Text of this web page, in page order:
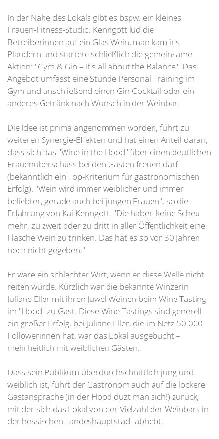
In der Nähe des Lokals gibt es bspw. ein kleines
Frauen-Fitness-Studio. Kenngott lud die
Betreiberinnen auf ein Glas Wein, man kam ins
Plaudern und startete schließlich die gemeinsame
Aktion: "Gym & Gin – It's all about the Balance". Das
Angebot umfasst eine Stunde Personal Training im
Gym und anschließend einen Gin-Cocktail oder ein
anderes Getränk nach Wunsch in der Weinbar.
Die Idee ist prima angenommen worden, führt zu
weiteren Synergie-Effekten und hat einen Anteil daran,
dass sich das "Wine in the Hood" über einen deutlichen
Frauenüberschuss bei den Gästen freuen darf
(bekanntlich ein Top-Kriterium für gastronomischen
Erfolg). "Wein wird immer weiblicher und immer
beliebter, gerade auch bei jungen Frauen", so die
Erfahrung von Kai Kenngott. "Die haben keine Scheu
mehr, zu zweit oder zu dritt in aller Öffentlichkeit eine
Flasche Wein zu trinken. Das hat es so vor 30 Jahren
noch nicht gegeben."
Er wäre ein schlechter Wirt, wenn er diese Welle nicht
reiten würde. Kürzlich war die bekannte Winzerin
Juliane Eller mit ihren Juwel Weinen beim Wine Tasting
im "Hood" zu Gast. Diese Wine Tastings sind generell
ein großer Erfolg, bei Juliane Eller, die im Netz 50.000
Followerinnen hat, war das Lokal ausgebucht –
mehrheitlich mit weiblichen Gästen.
Dass sein Publikum überdurchschnittlich jung und
weiblich ist, führt der Gastronom auch auf die lockere
Gastansprache (in der Hood duzt man sich!) zurück,
mit der sich das Lokal von der Vielzahl der Weinbars in
der hessischen Landeshauptstadt abhebt.